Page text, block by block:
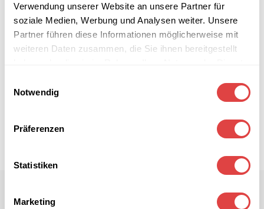
Verwendung unserer Website an unsere Partner für
soziale Medien, Werbung und Analysen weiter. Unsere
Partner führen diese Informationen möglicherweise mit
weiteren Daten zusammen, die Sie ihnen bereitgestellt
Notwendig
Präferenzen
Statistiken
Marketing